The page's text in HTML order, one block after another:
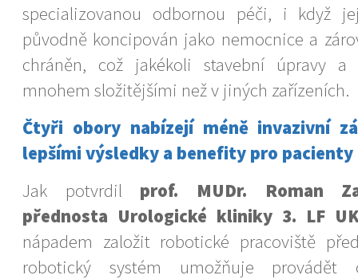
specializovanou odbornou péči, i když
původně koncipován jako nemocnice a
chráněn, což jakékoli stavební úpravy a
mnohem složitějšími než v jiných zařízeních.
Čtyři obory nabízejí méně invazivní
lepšími výsledky a benefity pro pacienty
Jak potvrdil prof. MUDr. Roman
přednosta Urologické kliniky 3. LF
nápadem založit robotické pracoviště
robotický systém umožňuje provádět